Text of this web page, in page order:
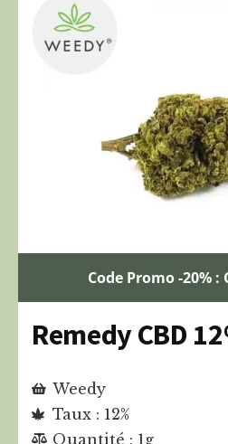
Code Promo -20% :
Remedy CBD
Weedy
Taux : 12%
Quantité : 1g